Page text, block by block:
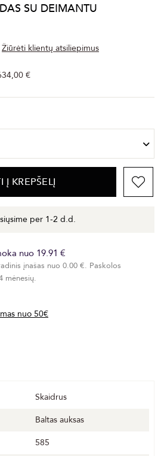
SU DEIMANTU
Žiūrėti klientų atsiliepimus
€
Į KREPŠELĮ
per 1-2 d.d.
nuo 19.91 €
įnašas nuo 0.00 €. Paskolos
mėnesių.
nuo 50€
Skaidrus
Baltas auksas
585